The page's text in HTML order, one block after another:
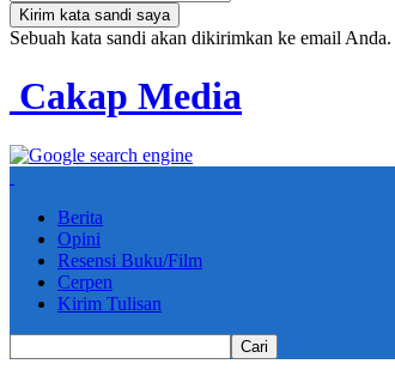
Sebuah kata sandi akan dikirimkan ke email Anda.
Cakap Media
Berita
Opini
Resensi Buku/Film
Cerpen
Kirim Tulisan